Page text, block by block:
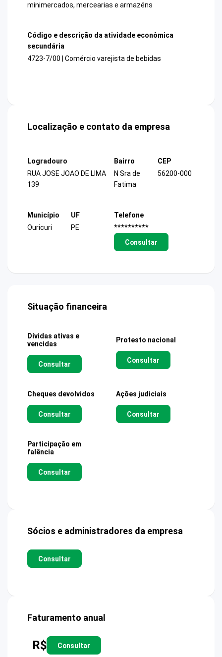
minimercados, mercearias e armazéns
Código e descrição da atividade econômica
secundária
4723-7/00 | Comércio varejista de bebidas
Localização e contato da empresa
Logradouro
RUA JOSE JOAO DE LIMA
139
Bairro
N Sra de
Fatima
CEP
56200-000
Município
Ouricuri
UF
PE
Telefone
**********
Consultar
Situação financeira
Dívidas ativas e
vencidas
Consultar
Protesto nacional
Consultar
Cheques devolvidos
Consultar
Ações judiciais
Consultar
Participação em
falência
Consultar
Sócios e administradores da empresa
Consultar
Faturamento anual
R$ Consultar